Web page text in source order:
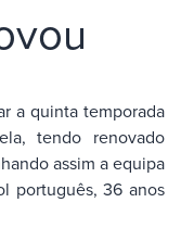
a quinta temporada
tendo renovado
assim a equipa
português, 36 anos